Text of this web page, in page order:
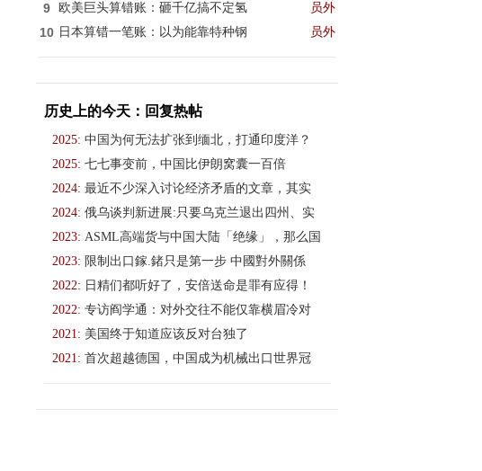
9 欧美巨头算错账：砸千亿搞不定氢 员外
10 日本算错一笔账：以为能靠特种钢 员外
历史上的今天：回复热帖
2025: 中国为何无法扩张到缅北，打通印度洋？
2025: 七七事变前，中国比伊朗窝囊一百倍
2024: 最近不少深入讨论经济矛盾的文章，其实
2024: 俄乌谈判新进展:只要乌克兰退出四州、实
2023: ASML高端货与中国大陆「绝缘」，那么国
2023: 限制出口鎵.鍺只是第一步 中國對外關係
2022: 日精们都听好了，安倍送命是罪有应得！
2022: 专访阎学通：对外交往不能仅靠横眉冷对
2021: 美国终于知道应该反对台独了
2021: 首次超越德国，中国成为机械出口世界冠